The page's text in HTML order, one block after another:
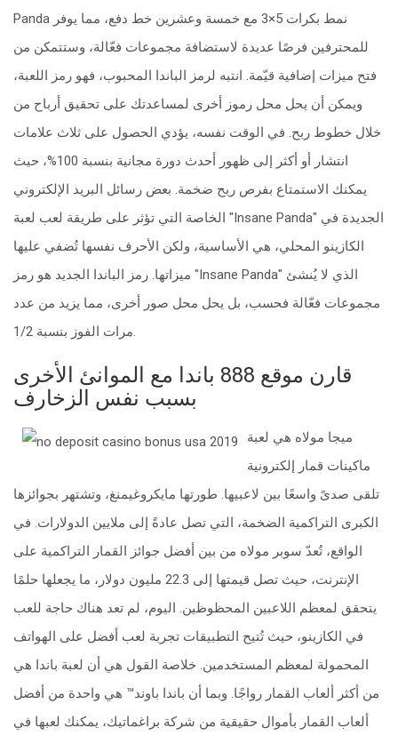
Panda نمط بكرات 5×3 مع خمسة وعشرين خط دفع، مما يوفر
للمحترفين فرصًا عديدة لاستضافة مجموعات فعّالة، وستتمكن من
فتح ميزات إضافية قيّمة. انتبه لرمز الباندا المحبوب، فهو رمز اللعبة،
ويمكن أن يحل محل رموز أخرى لمساعدتك على تحقيق أرباح من
خلال خطوط ربح. في الوقت نفسه، يؤدي الحصول على ثلاث علامات
انتشار أو أكثر إلى ظهور أحدث دورة مجانية بنسبة 100%، حيث
يمكنك الاستمتاع بفرص ربح ضخمة. بعض رسائل البريد الإلكتروني
الخاصة التي تؤثر على طريقة لعب لعبة "Insane Panda" الجديدة في
الكازينو المحلي، هي الأساسية، ولكن الأحرف نفسها تُضفي عليها
ميزاتها. رمز الباندا الجديد هو رمز "Insane Panda" الذي لا يُنشئ
مجموعات فعّالة فحسب، بل يحل محل صور أخرى، مما يزيد من عدد
مرات الفوز بنسبة 1/2.
قارن موقع 888 باندا مع الموانئ الأخرى
بسبب نفس الزخارف
ميجا مولاه هي لعبة
ماكينات قمار إلكترونية
تلقى صدىً واسعًا بين لاعبيها. طورتها مايكروغيمنغ، وتشتهر بجوائزها
الكبرى التراكمية الضخمة، التي تصل عادةً إلى ملايين الدولارات. في
الواقع، تُعدّ سوبر مولاه من بين أفضل جوائز القمار التراكمية على
الإنترنت، حيث تصل قيمتها إلى 22.3 مليون دولار، ما يجعلها حلمًا
يتحقق لمعظم اللاعبين المحظوظين. اليوم، لم تعد هناك حاجة للعب
في الكازينو، حيث تُتيح التطبيقات تجربة لعب أفضل على الهواتف
المحمولة لمعظم المستخدمين. خلاصة القول هي أن لعبة باندا هي
من أكثر ألعاب القمار رواجًا. وبما أن باندا باوند™ هي واحدة من أفضل
ألعاب القمار بأموال حقيقية من شركة براغماتيك، يمكنك لعبها في